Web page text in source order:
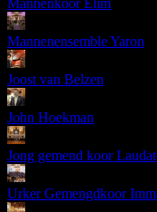
Mannenkoor Elim
Mannenensemble Yaron
Joost van Belzen
John Hoekman
Jong gemend koor
Urker Gemengdkoor